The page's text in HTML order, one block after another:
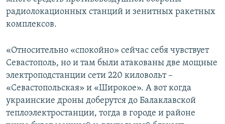
радиолокационных станций и зенитных ракетных
комплексов.
«Относительно «спокойно» сейчас себя чувствует
Севастополь, но и там были атакованы две мощные
электроподстанции сети 220 киловольт –
«Севастопольская» и «Широкое». А вот когда
украинские дроны доберутся до Балаклавской
теплоэлектростанции, тогда в городе и районе